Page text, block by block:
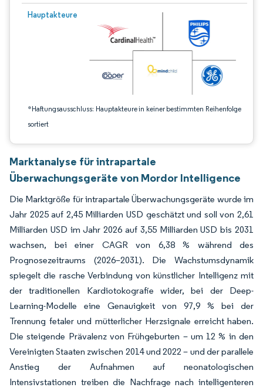
Hauptakteure
*Haftungsausschluss: Hauptakteure in keiner bestimmten Reihenfolge
sortiert
Bild © Mordor Intelligence. Wiederverwendung erfordert Namensnennung
Marktanalyse für intrapartale
Überwachungsgeräte von Mordor Intelligence
Die Marktgröße für intrapartale Überwachungsgeräte wurde im
Jahr 2025 auf 2,45 Milliarden USD geschätzt und soll von 2,61
Milliarden USD im Jahr 2026 auf 3,55 Milliarden USD bis 2031
wachsen, bei einer CAGR von 6,38 % während des
Prognosezeitraums (2026–2031). Die Wachstumsdynamik
spiegelt die rasche Verbindung von künstlicher Intelligenz mit
der traditionellen Kardiotokografie wider, bei der Deep-
Learning-Modelle eine Genauigkeit von 97,9 % bei der
Trennung fetaler und mütterlicher Herzsignale erreicht haben.
Die steigende Prävalenz von Frühgeburten – um 12 % in den
Vereinigten Staaten zwischen 2014 und 2022 – und der parallele
Anstieg der Aufnahmen auf neonatologischen
Intensivstationen treiben die Nachfrage nach intelligenteren